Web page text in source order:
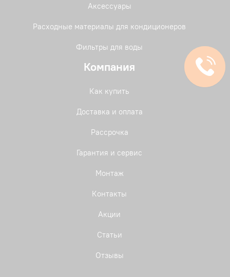
Аксессуары
Расходные материалы для кондиционеров
Фильтры для воды
Компания
Как купить
Доставка и оплата
Рассрочка
Гарантия и сервис
Монтаж
Контакты
Акции
Статьи
Отзывы